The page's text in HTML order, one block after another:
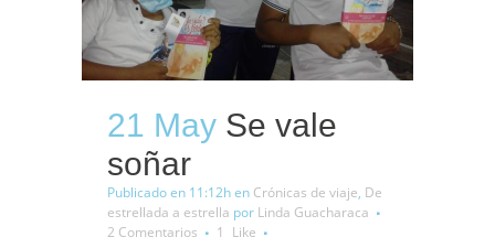
21 May Se vale
soñar
Publicado en 11:12hen Crónicas de viaje, De
estrellada a estrella por Linda Guacharaca
2 Comentarios
1 Like